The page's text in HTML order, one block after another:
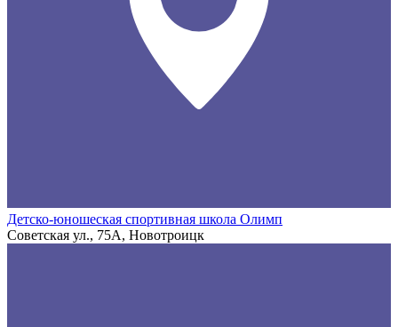
Детско-юношеская спортивная школа Олимп
Советская ул., 75А, Новотроицк